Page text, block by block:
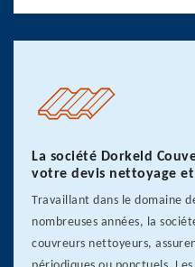
La société Dorkeld
votre devis nettoyage
Travaillant dans le domaine
nombreuses années, la
couvreurs nettoyeurs,